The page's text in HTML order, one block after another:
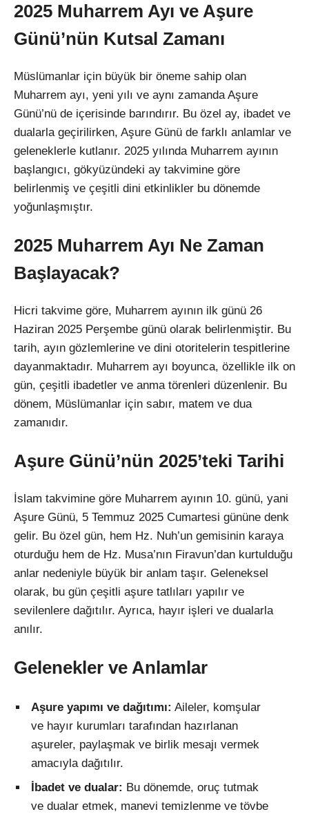
2025 Muharrem Ayı ve Aşure
Günü’nün Kutsal Zamanı
Müslümanlar için büyük bir öneme sahip olan
Muharrem ayı, yeni yılı ve aynı zamanda Aşure
Günü’nü de içerisinde barındırır. Bu özel ay, ibadet ve
dualarla geçirilirken, Aşure Günü de farklı anlamlar ve
geleneklerle kutlanır. 2025 yılında Muharrem ayının
başlangıcı, gökyüzündeki ay takvimine göre
belirlenmiş ve çeşitli dini etkinlikler bu dönemde
yoğunlaşmıştır.
2025 Muharrem Ayı Ne Zaman
Başlayacak?
Hicri takvime göre, Muharrem ayının ilk günü 26
Haziran 2025 Perşembe günü olarak belirlenmiştir. Bu
tarih, ayın gözlemlerine ve dini otoritelerin tespitlerine
dayanmaktadır. Muharrem ayı boyunca, özellikle ilk on
gün, çeşitli ibadetler ve anma törenleri düzenlenir. Bu
dönem, Müslümanlar için sabır, matem ve dua
zamanıdır.
Aşure Günü’nün 2025’teki Tarihi
İslam takvimine göre Muharrem ayının 10. günü, yani
Aşure Günü, 5 Temmuz 2025 Cumartesi gününe denk
gelir. Bu özel gün, hem Hz. Nuh’un gemisinin karaya
oturduğu hem de Hz. Musa’nın Firavun’dan kurtulduğu
anlar nedeniyle büyük bir anlam taşır. Geleneksel
olarak, bu gün çeşitli aşure tatlıları yapılır ve
sevilenlere dağıtılır. Ayrıca, hayır işleri ve dualarla
anılır.
Gelenekler ve Anlamlar
Aşure yapımı ve dağıtımı: Aileler, komşular
ve hayır kurumları tarafından hazırlanan
aşureler, paylaşmak ve birlik mesajı vermek
amacıyla dağıtılır.
İbadet ve dualar: Bu dönemde, oruç tutmak
ve dualar etmek, manevi temizlenme ve tövbe